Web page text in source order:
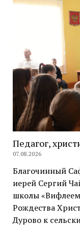
Педагог,
07.08.2026
Благочинный
иерей Сергий
школы
Рождества
Дурово к